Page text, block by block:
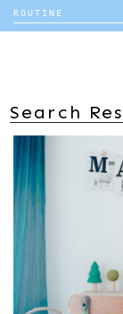
Rechercher :
VIE DE FAMILLE
VOYAGE
EDITORIAL
Search